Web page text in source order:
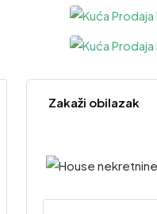
Zakaži obilazak